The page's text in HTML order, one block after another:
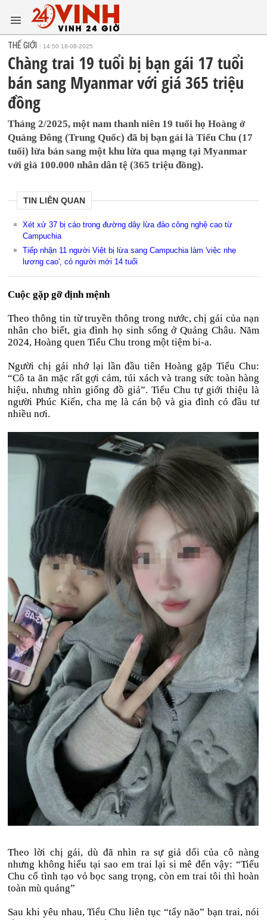
THẾ GIỚI 14:50 18-08-2025
Chàng trai 19 tuổi bị bạn gái 17 tuổi
bán sang Myanmar với giá 365 triệu
đồng
Tháng 2/2025, một nam thanh niên 19 tuổi họ Hoàng ở
Quảng Đông (Trung Quốc) đã bị bạn gái là Tiểu Chu (17
tuổi) lừa bán sang một khu lừa qua mạng tại Myanmar
với giá 100.000 nhân dân tệ (365 triệu đồng).
TIN LIÊN QUAN
Xét xử 37 bị cáo trong đường dây lừa đảo công nghệ cao từ
Campuchia
Tiếp nhận 11 người Việt bị lừa sang Campuchia làm 'việc nhẹ
lương cao', có người mới 14 tuổi
Cuộc gặp gỡ định mệnh
Theo thông tin từ truyền thông trong nước, chị gái của nạn
nhân cho biết, gia đình họ sinh sống ở Quảng Châu. Năm
2024, Hoàng quen Tiểu Chu trong một tiệm bi-a.
Người chị gái nhớ lại lần đầu tiên Hoàng gặp Tiểu Chu:
“Cô ta ăn mặc rất gợi cảm, túi xách và trang sức toàn hàng
hiệu, nhưng nhìn giống đồ giả”. Tiểu Chu tự giới thiệu là
người Phúc Kiến, cha mẹ là cán bộ và gia đình có đầu tư
nhiều nơi.
Theo lời chị gái, dù đã nhìn ra sự giả dối của cô nàng
nhưng không hiểu tại sao em trai lại si mê đến vậy: “Tiểu
Chu cố tình tạo vỏ bọc sang trọng, còn em trai tôi thì hoàn
toàn mù quáng”
Sau khi yêu nhau, Tiểu Chu liên tục “tẩy não” bạn trai, nói